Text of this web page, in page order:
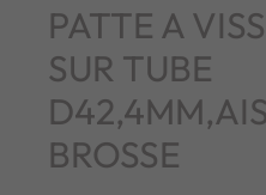
PATTE A
SUR TUBE
BROSSE